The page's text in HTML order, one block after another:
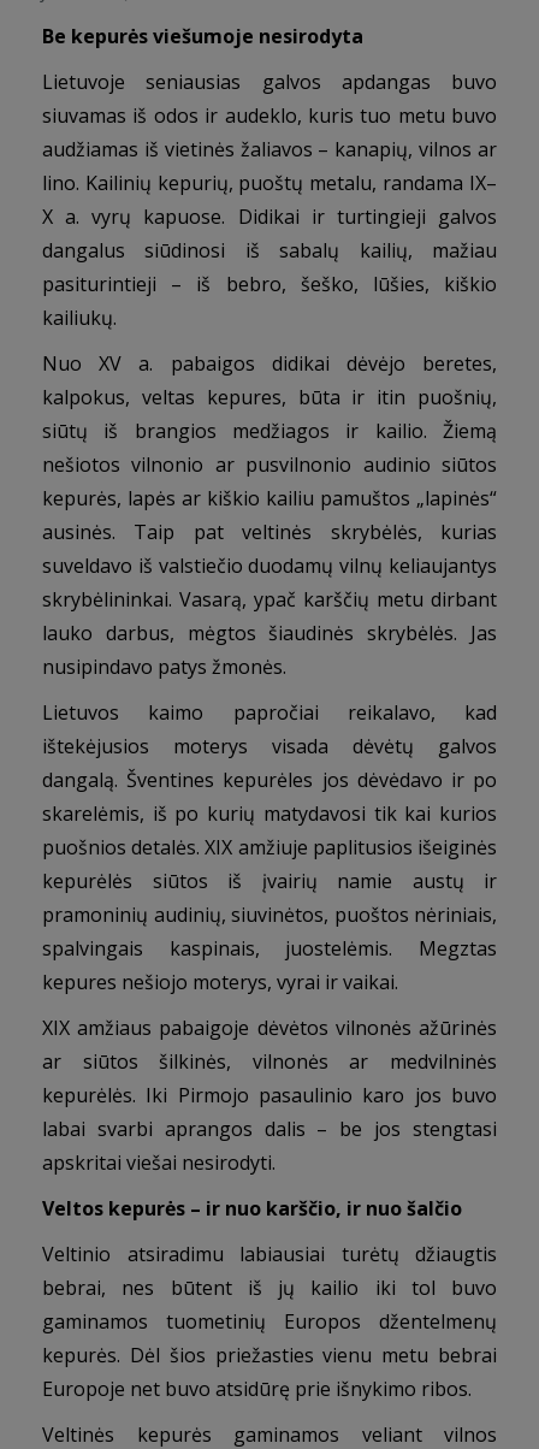
Be kepurės viešumoje nesirodyta
Lietuvoje seniausias galvos apdangas buvo
siuvamas iš odos ir audeklo, kuris tuo metu buvo
audžiamas iš vietinės žaliavos – kanapių, vilnos ar
lino. Kailinių kepurių, puoštų metalu, randama IX–
X a. vyrų kapuose. Didikai ir turtingieji galvos
dangalus siūdinosi iš sabalų kailių, mažiau
pasiturintieji – iš bebro, šeško, lūšies, kiškio
kailiukų.
Nuo XV a. pabaigos didikai dėvėjo beretes,
kalpokus, veltas kepures, būta ir itin puošnių,
siūtų iš brangios medžiagos ir kailio. Žiemą
nešiotos vilnonio ar pusvilnonio audinio siūtos
kepurės, lapės ar kiškio kailiu pamuštos „lapinės“
ausinės. Taip pat veltinės skrybėlės, kurias
suveldavo iš valstiečio duodamų vilnų keliaujantys
skrybėlininkai. Vasarą, ypač karščių metu dirbant
lauko darbus, mėgtos šiaudinės skrybėlės. Jas
nusipindavo patys žmonės.
Lietuvos kaimo papročiai reikalavo, kad
ištekėjusios moterys visada dėvėtų galvos
dangalą. Šventines kepurėles jos dėvėdavo ir po
skarelėmis, iš po kurių matydavosi tik kai kurios
puošnios detalės. XIX amžiuje paplitusios išeiginės
kepurėlės siūtos iš įvairių namie austų ir
pramoninių audinių, siuvinėtos, puoštos nėriniais,
spalvingais kaspinais, juostelėmis. Megztas
kepures nešiojo moterys, vyrai ir vaikai.
XIX amžiaus pabaigoje dėvėtos vilnonės ažūrinės
ar siūtos šilkinės, vilnonės ar medvilninės
kepurėlės. Iki Pirmojo pasaulinio karo jos buvo
labai svarbi aprangos dalis – be jos stengtasi
apskritai viešai nesirodyti.
Veltos kepurės – ir nuo karščio, ir nuo šalčio
Veltinio atsiradimu labiausiai turėtų džiaugtis
bebrai, nes būtent iš jų kailio iki tol buvo
gaminamos tuometinių Europos džentelmenų
kepurės. Dėl šios priežasties vienu metu bebrai
Europoje net buvo atsidūrę prie išnykimo ribos.
Veltinės kepurės gaminamos veliant vilnos